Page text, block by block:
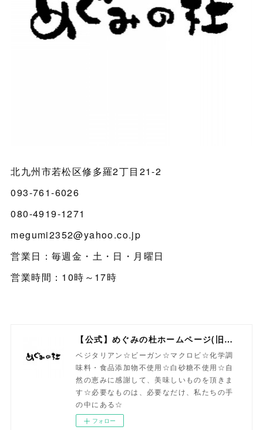
北九州市若松区修多羅2丁目21-2
093-761-6026
080-4919-1271
megumi2352@yahoo.co.jp
営業日：毎週金・土・日・月曜日
営業時間：10時～17時
【公式】めぐみの杜ホームページ(旧自然食工房）
ベジタリアン☆ビーガン☆マクロビ☆化学調
味料・食品添加物不使用☆白砂糖不使用☆自
然の恵みに感謝して、美味しいものを頂きま
す☆必要なものは、必要なだけ、私たちの手
の中にある☆
フォロー